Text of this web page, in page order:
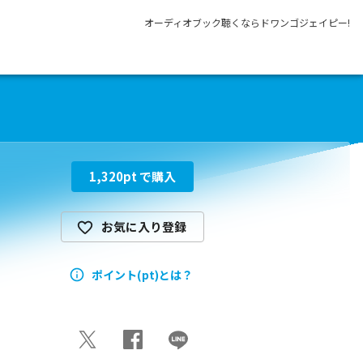
オーディオブック聴くならドワンゴジェイピー!
1,320pt で購入
お気に入り登録
ポイント(pt)とは？